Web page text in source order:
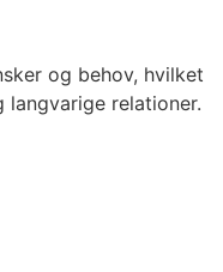
og behov, hvilket
relationer.